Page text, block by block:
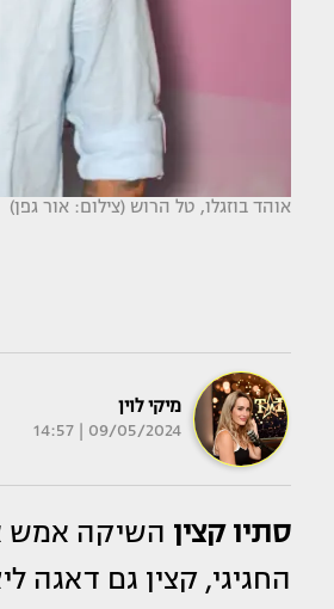
אוהד בוזגלו, טל הרוש (צילום: אור גפן)
מיקי לוין
09/05/2024 | 14:57
סתיו קצין השיקה אמש
החגיגי, קצין גם דאגה